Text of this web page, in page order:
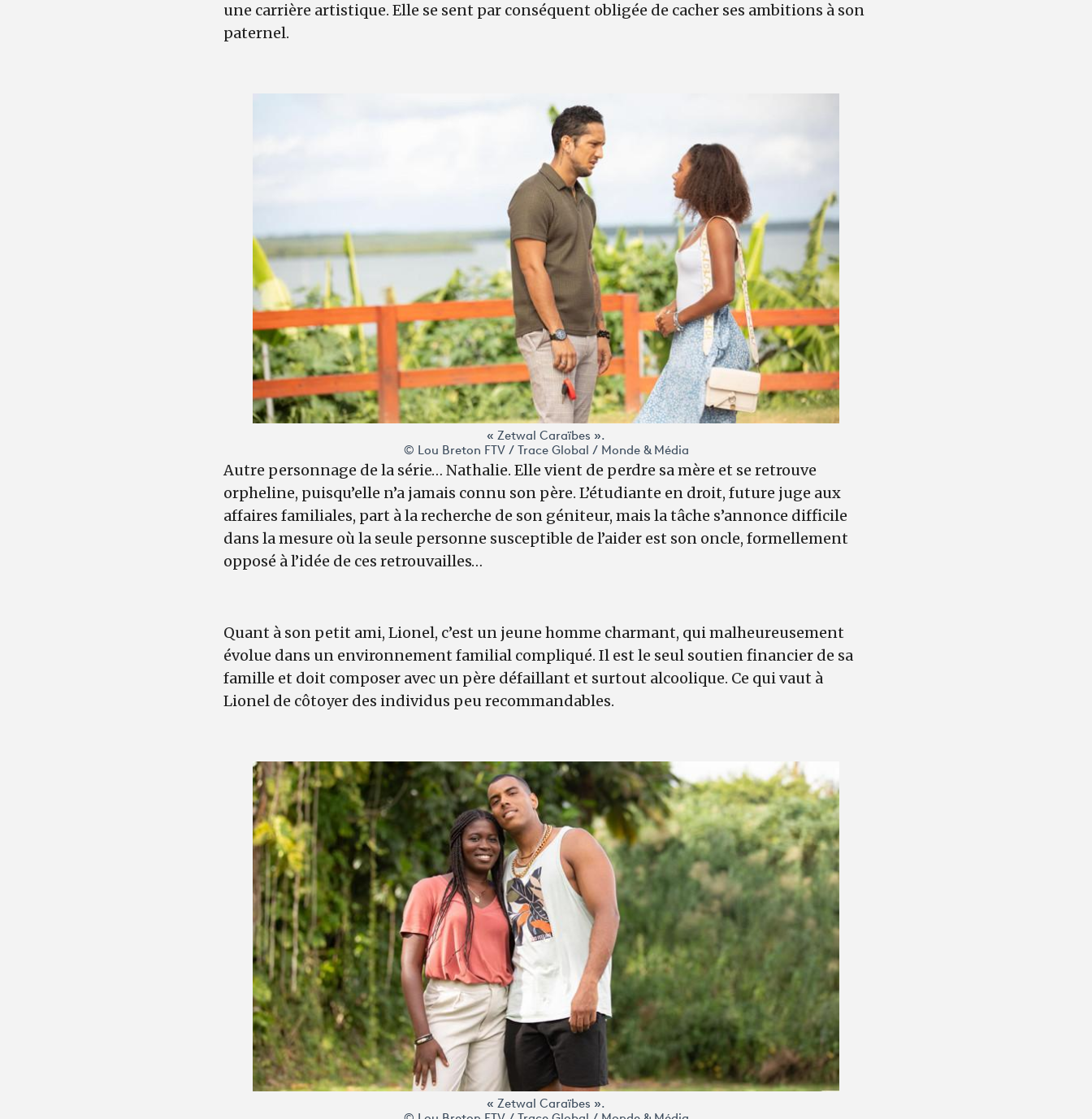
une carrière artistique. Elle se sent par conséquent obligée de cacher ses ambitions à son
paternel.
« Zetwal Caraïbes ».
© Lou Breton FTV / Trace Global / Monde & Média
Autre personnage de la série… Nathalie. Elle vient de perdre sa mère et se retrouve
orpheline, puisqu’elle n’a jamais connu son père. L’étudiante en droit, future juge aux
affaires familiales, part à la recherche de son géniteur, mais la tâche s’annonce difficile
dans la mesure où la seule personne susceptible de l’aider est son oncle, formellement
opposé à l’idée de ces retrouvailles…
Quant à son petit ami, Lionel, c’est un jeune homme charmant, qui malheureusement
évolue dans un environnement familial compliqué. Il est le seul soutien financier de sa
famille et doit composer avec un père défaillant et surtout alcoolique. Ce qui vaut à
Lionel de côtoyer des individus peu recommandables.
« Zetwal Caraïbes ».